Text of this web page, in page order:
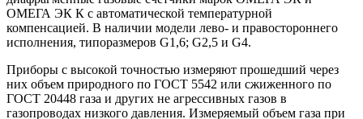
ОМЕГА ЭК К с автоматической температурной
компенсацией. В наличии модели лево- и правостороннего
исполнения, типоразмеров G1,6; G2,5 и G4.
Приборы с высокой точностью измеряют прошедший через
них объем природного по ГОСТ 5542 или сжиженного по
ГОСТ 20448 газа и других не агрессивных газов в
газопроводах низкого давления. Измеряемый объем газа при